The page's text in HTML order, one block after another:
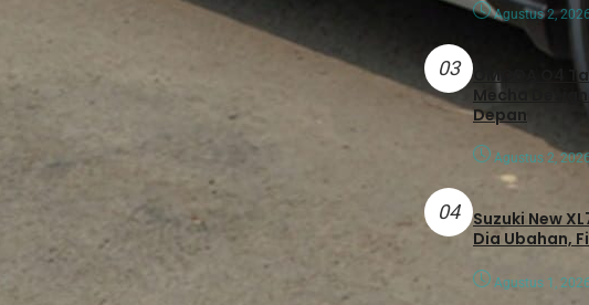
Agustus 2, 2026
03 OMODA O4
Mecha
Depan
Agustus 2, 2026
04 Suzuki New
Dia Ubahan,
Agustus 1, 2026